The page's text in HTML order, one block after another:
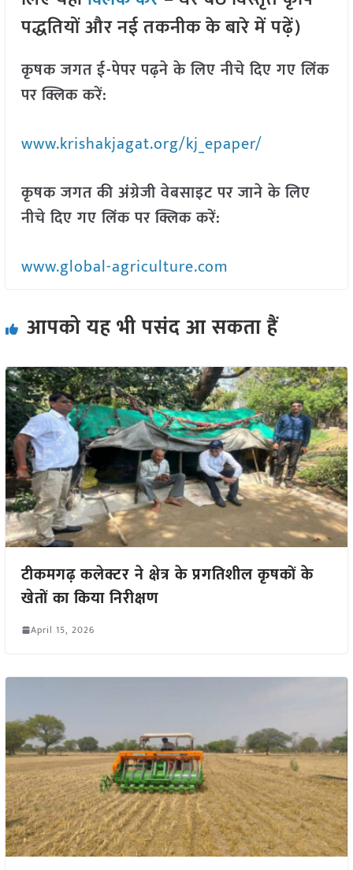
पद्धतियों और नई तकनीक के बारे में पढ़ें)
कृषक जगत ई-पेपर पढ़ने के लिए नीचे दिए गए लिंक
पर क्लिक करें:
www.krishakjagat.org/kj_epaper/
कृषक जगत की अंग्रेजी वेबसाइट पर जाने के लिए
नीचे दिए गए लिंक पर क्लिक करें:
www.global-agriculture.com
आपको यह भी पसंद आ सकता हैं
टीकमगढ़ कलेक्टर ने क्षेत्र के प्रगतिशील कृषकों के
खेतों का किया निरीक्षण
April 15, 2026